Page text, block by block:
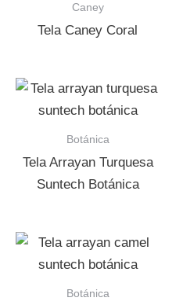
Caney
Tela Caney Coral
Botánica
Tela Arrayan Turquesa
Suntech Botánica
Botánica